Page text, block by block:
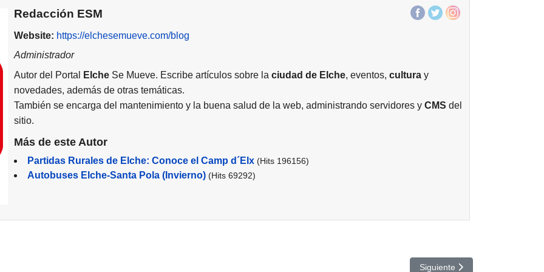
Redacción ESM
Website: https://elchesemueve.com/blog
Administrador
Autor del Portal
Elche Se Mueve. Escribe artículos sobre laciudad de Elche, eventos,cultura y
novedades, además de otras temáticas.
También se encarga del mantenimiento y la buena salud de la web, administrando servidores yCMS del
sitio.
Más de este Autor
Partidas Rurales de Elche: Conoce el Camp d´Elx (Hits 196156)
Autobuses Elche-Santa Pola (Invierno) (Hits 69292)
- Gran Teatro Elche Artículo siguiente: Tadeo
Siguiente